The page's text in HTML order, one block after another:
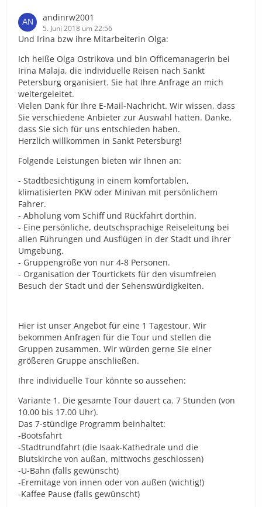
andinrw2001
5. Juni 2018 um 22:56
Und Irina bzw ihre Mitarbeiterin Olga:
Ich heiße Olga Ostrikova und bin Officemanagerin bei
Irina Malaja, die individuelle Reisen nach Sankt
Petersburg organisiert. Sie hat Ihre Anfrage an mich
weitergeleitet.
Vielen Dank für Ihre E-Mail-Nachricht. Wir wissen, dass
Sie verschiedene Anbieter zur Auswahl hatten. Danke,
dass Sie sich für uns entschieden haben.
Herzlich willkommen in Sankt Petersburg!
Folgende Leistungen bieten wir Ihnen an:
- Stadtbesichtigung in einem komfortablen,
klimatisierten PKW oder Minivan mit persönlichem
Fahrer.
- Abholung vom Schiff und Rückfahrt dorthin.
- Eine persönliche, deutschsprachige Reiseleitung bei
allen Führungen und Ausflügen in der Stadt und ihrer
Umgebung.
- Gruppengröße von nur 4-8 Personen.
- Organisation der Tourtickets für den visumfreien
Besuch der Stadt und der Sehenswürdigkeiten.
Hier ist unser Angebot für eine 1 Tagestour. Wir
bekommen Anfragen für die Tour und stellen die
Gruppen zusammen. Wir würden gerne Sie einer
größeren Gruppe anschließen.
Ihre individuelle Tour könnte so aussehen:
Variante 1. Die gesamte Tour dauert ca. 7 Stunden (von
10.00 bis 17.00 Uhr).
Das 7-stündige Programm beinhaltet:
-Bootsfahrt
-Stadtrundfahrt (die Isaak-Kathedrale und die
Blutskirche von außan, mittwochs geschlossen)
-U-Bahn (falls gewünscht)
-Eremitage von innen oder von außen (wichtig!)
-Kaffee Pause (falls gewünscht)